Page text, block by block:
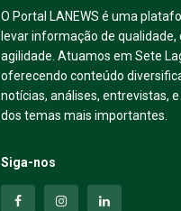
O Portal LANEWS é uma
levar informação de qualidade,
agilidade. Atuamos em Sete
oferecendo conteúdo
notícias, análises, entrevistas,
dos temas mais importantes.
Siga-nos